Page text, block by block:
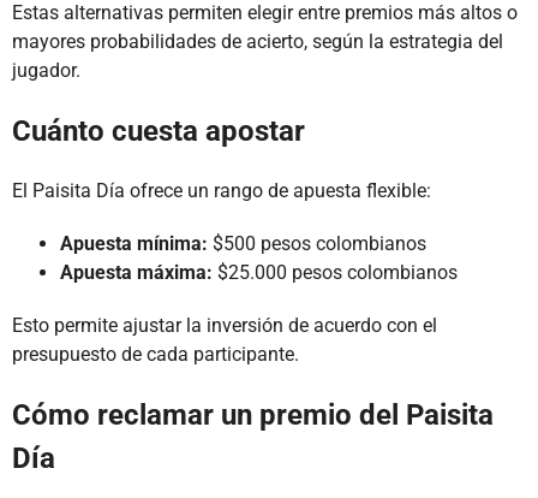
Estas alternativas permiten elegir entre premios más altos o
mayores probabilidades de acierto, según la estrategia del
jugador.
Cuánto cuesta apostar
El Paisita Día ofrece un rango de apuesta flexible:
Apuesta mínima: $500 pesos colombianos
Apuesta máxima: $25.000 pesos colombianos
Esto permite ajustar la inversión de acuerdo con el
presupuesto de cada participante.
Cómo reclamar un premio del Paisita
Día